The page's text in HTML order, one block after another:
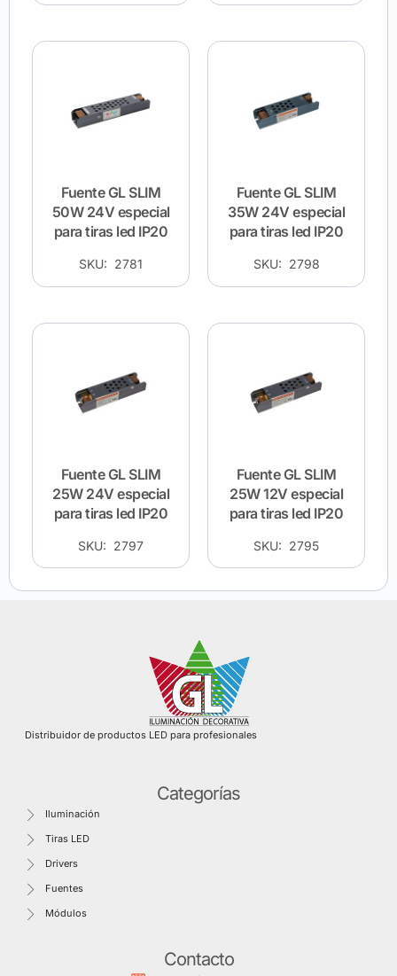
Fuente GL SLIM
50W 24V especial
para tiras led IP20
SKU: 2781
Fuente GL SLIM
35W 24V especial
para tiras led IP20
SKU: 2798
Fuente GL SLIM
25W 24V especial
para tiras led IP20
SKU: 2797
Fuente GL SLIM
25W 12V especial
para tiras led IP20
SKU: 2795
Distribuidor de productos LED para profesionales
Categorías
Iluminación
Tiras LED
Drivers
Fuentes
Módulos
Contacto